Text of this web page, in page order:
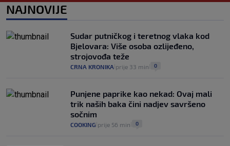
0
automobilom na Hvar iz Zagreba, a
koliko iz Osijeka
VIJESTI 14
NAJNOVIJE
Sudar putničkog i teretnog vlaka kod
Bjelovara: Više osoba ozlijeđeno,
strojovođa teže
CRNA KRONIKA prije 33 min 0
Punjene paprike kao nekad: Ovaj mali
trik naših baka čini nadjev savršeno
sočnim
COOKING prije 56 min 0